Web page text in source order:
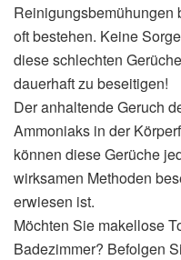
Reinigungsbemühungen
oft bestehen. Keine
diese schlechten
dauerhaft zu beseitigen!
Der anhaltende Geruch
Ammoniaks in der
können diese Gerüche
wirksamen Methoden
erwiesen ist.
Möchten Sie makellose
Badezimmer? Befolgen